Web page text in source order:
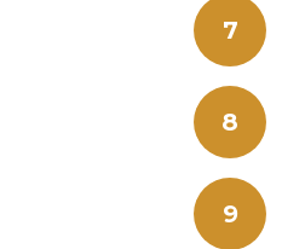
7
8
9